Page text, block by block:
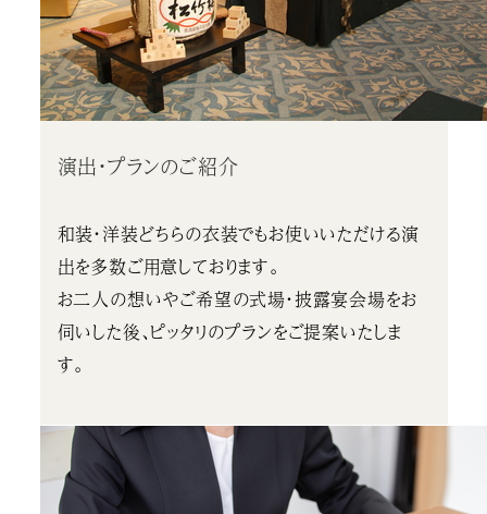
演出・プランのご紹介
和装・洋装どちらの衣装でもお使いいただける演
出を多数ご用意しております。
お二人の想いやご希望の式場・披露宴会場をお
伺いした後、ピッタリのプランをご提案いたしま
す。